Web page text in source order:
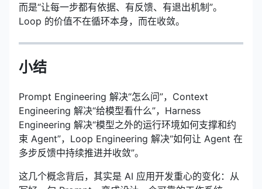
而是“让每一步都有依据、有反馈、有退出机制”。
Loop 的价值不在循环本身，而在收敛。
小结
Prompt Engineering 解决“怎么问”，Context
Engineering 解决“给模型看什么”，Harness
Engineering 解决“模型之外的运行环境如何支撑和约
束 Agent”，Loop Engineering 解决“如何让 Agent 在
多步反馈中持续推进并收敛”。
这几个概念背后，其实是 AI 应用开发重心的变化：从